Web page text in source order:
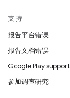
支持
报告平台错误
报告文档错误
Google Play support
参加调查研究